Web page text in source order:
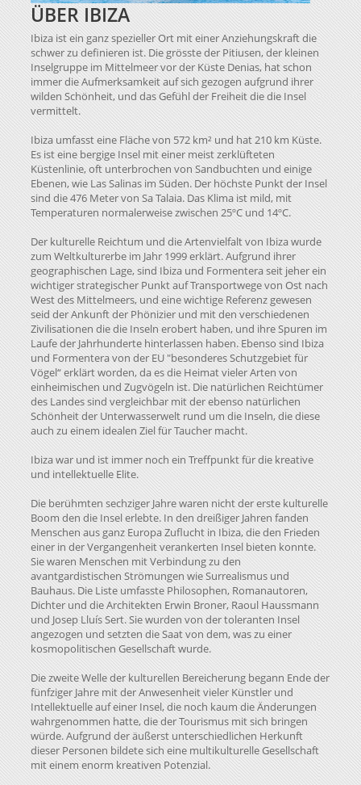
ÜBER IBIZA
Ibiza ist ein ganz spezieller Ort mit einer Anziehungskraft die
schwer zu definieren ist. Die grösste der Pitiusen, der kleinen
Inselgruppe im Mittelmeer vor der Küste Denias, hat schon
immer die Aufmerksamkeit auf sich gezogen aufgrund ihrer
wilden Schönheit, und das Gefühl der Freiheit die die Insel
vermittelt.
Ibiza umfasst eine Fläche von 572 km² und hat 210 km Küste.
Es ist eine bergige Insel mit einer meist zerklüfteten
Küstenlinie, oft unterbrochen von Sandbuchten und einige
Ebenen, wie Las Salinas im Süden. Der höchste Punkt der Insel
sind die 476 Meter von Sa Talaia. Das Klima ist mild, mit
Temperaturen normalerweise zwischen 25ºC und 14ºC.
Der kulturelle Reichtum und die Artenvielfalt von Ibiza wurde
zum Weltkulturerbe im Jahr 1999 erklärt. Aufgrund ihrer
geographischen Lage, sind Ibiza und Formentera seit jeher ein
wichtiger strategischer Punkt auf Transportwege von Ost nach
West des Mittelmeers, und eine wichtige Referenz gewesen
seid der Ankunft der Phönizier und mit den verschiedenen
Zivilisationen die die Inseln erobert haben, und ihre Spuren im
Laufe der Jahrhunderte hinterlassen haben. Ebenso sind Ibiza
und Formentera von der EU "besonderes Schutzgebiet für
Vögel“ erklärt worden, da es die Heimat vieler Arten von
einheimischen und Zugvögeln ist. Die natürlichen Reichtümer
des Landes sind vergleichbar mit der ebenso natürlichen
Schönheit der Unterwasserwelt rund um die Inseln, die diese
auch zu einem idealen Ziel für Taucher macht.
Ibiza war und ist immer noch ein Treffpunkt für die kreative
und intellektuelle Elite.
Die berühmten sechziger Jahre waren nicht der erste kulturelle
Boom den die Insel erlebte. In den dreißiger Jahren fanden
Menschen aus ganz Europa Zuflucht in Ibiza, die den Frieden
einer in der Vergangenheit verankerten Insel bieten konnte.
Sie waren Menschen mit Verbindung zu den
avantgardistischen Strömungen wie Surrealismus und
Bauhaus. Die Liste umfasste Philosophen, Romanautoren,
Dichter und die Architekten Erwin Broner, Raoul Haussmann
und Josep Lluís Sert. Sie wurden von der toleranten Insel
angezogen und setzten die Saat von dem, was zu einer
kosmopolitischen Gesellschaft wurde.
Die zweite Welle der kulturellen Bereicherung begann Ende der
fünfziger Jahre mit der Anwesenheit vieler Künstler und
Intellektuelle auf einer Insel, die noch kaum die Änderungen
wahrgenommen hatte, die der Tourismus mit sich bringen
würde. Aufgrund der äußerst unterschiedlichen Herkunft
dieser Personen bildete sich eine multikulturelle Gesellschaft
mit einem enorm kreativen Potenzial.